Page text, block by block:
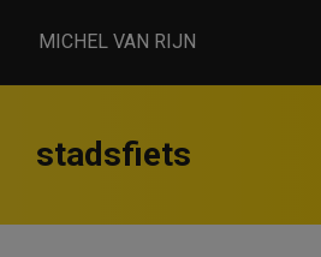
MICHEL VAN RIJN
stadsfiets